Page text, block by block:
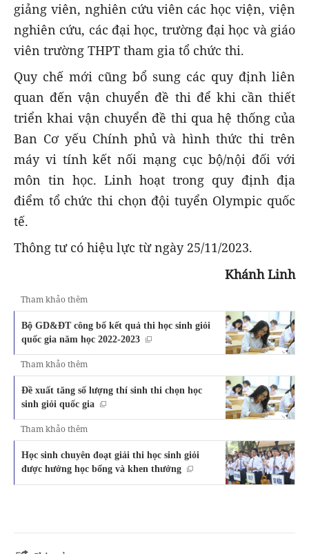
giảng viên, nghiên cứu viên các học viện, viện
nghiên cứu, các đại học, trường đại học và giáo
viên trường THPT tham gia tổ chức thi.
Quy chế mới cũng bổ sung các quy định liên
quan đến vận chuyển đề thi để khi cần thiết
triển khai vận chuyển đề thi qua hệ thống của
Ban Cơ yếu Chính phủ và hình thức thi trên
máy vi tính kết nối mạng cục bộ/nội đối với
môn tin học. Linh hoạt trong quy định địa
điểm tổ chức thi chọn đội tuyển Olympic quốc
tế.
Thông tư có hiệu lực từ ngày 25/11/2023.
Khánh Linh
Tham khảo thêm
Bộ GD&ĐT công bố kết quả thi học sinh giỏi
quốc gia năm học 2022-2023
Tham khảo thêm
Đề xuất tăng số lượng thí sinh thi chọn học
sinh giỏi quốc gia
Tham khảo thêm
Học sinh chuyên đoạt giải thi học sinh giỏi
được hưởng học bổng và khen thưởng